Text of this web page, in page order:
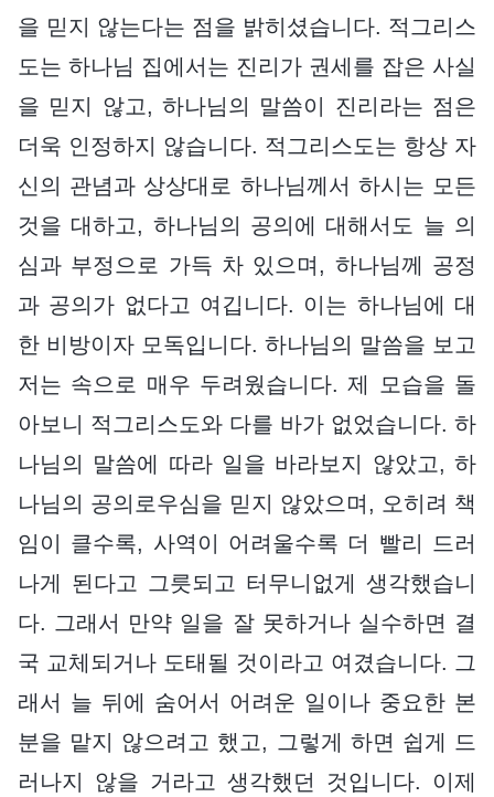
을 믿지 않는다는 점을 밝히셨습니다. 적그리스
도는 하나님 집에서는 진리가 권세를 잡은 사실
을 믿지 않고, 하나님의 말씀이 진리라는 점은
더욱 인정하지 않습니다. 적그리스도는 항상 자
신의 관념과 상상대로 하나님께서 하시는 모든
것을 대하고, 하나님의 공의에 대해서도 늘 의
심과 부정으로 가득 차 있으며, 하나님께 공정
과 공의가 없다고 여깁니다. 이는 하나님에 대
한 비방이자 모독입니다. 하나님의 말씀을 보고
저는 속으로 매우 두려웠습니다. 제 모습을 돌
아보니 적그리스도와 다를 바가 없었습니다. 하
나님의 말씀에 따라 일을 바라보지 않았고, 하
나님의 공의로우심을 믿지 않았으며, 오히려 책
임이 클수록, 사역이 어려울수록 더 빨리 드러
나게 된다고 그릇되고 터무니없게 생각했습니
다. 그래서 만약 일을 잘 못하거나 실수하면 결
국 교체되거나 도태될 것이라고 여겼습니다. 그
래서 늘 뒤에 숨어서 어려운 일이나 중요한 본
분을 맡지 않으려고 했고, 그렇게 하면 쉽게 드
러나지 않을 거라고 생각했던 것입니다. 이제